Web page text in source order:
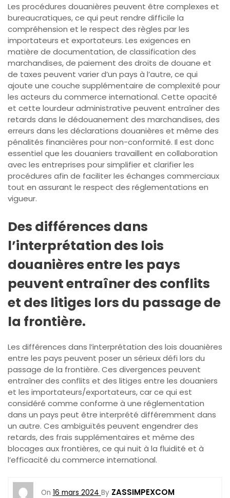
Les procédures douanières peuvent être complexes et
bureaucratiques, ce qui peut rendre difficile la
compréhension et le respect des règles par les
importateurs et exportateurs. Les exigences en
matière de documentation, de classification des
marchandises, de paiement des droits de douane et
de taxes peuvent varier d’un pays à l’autre, ce qui
ajoute une couche supplémentaire de complexité pour
les acteurs du commerce international. Cette opacité
et cette lourdeur administrative peuvent entraîner des
retards dans le dédouanement des marchandises, des
erreurs dans les déclarations douanières et même des
pénalités financières pour non-conformité. Il est donc
essentiel que les douaniers travaillent en collaboration
avec les entreprises pour simplifier et clarifier les
procédures afin de faciliter les échanges commerciaux
tout en assurant le respect des réglementations en
vigueur.
Des différences dans
l’interprétation des lois
douanières entre les pays
peuvent entraîner des conflits
et des litiges lors du passage de
la frontière.
Les différences dans l’interprétation des lois douanières
entre les pays peuvent poser un sérieux défi lors du
passage de la frontière. Ces divergences peuvent
entraîner des conflits et des litiges entre les douaniers
et les importateurs/exportateurs, car ce qui est
considéré comme conforme à une réglementation
dans un pays peut être interprété différemment dans
un autre. Ces ambiguïtés peuvent engendrer des
retards, des frais supplémentaires et même des
blocages aux frontières, ce qui nuit à la fluidité et à
l’efficacité du commerce international.
On 16 mars 2024 By ZASSIMPEXCOM